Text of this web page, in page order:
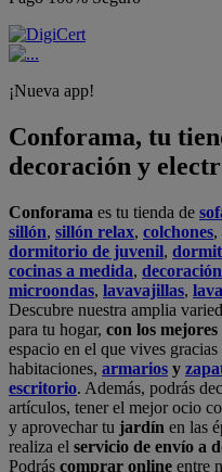
¡Nueva app!
Conforama, tu
decoración y
Conforama es tu tienda de
sillón, sillón relax, colchones,
dormitorio de juvenil,
cocinas a medida, decoración
microondas, lavavajillas,
Descubre nuestra amplia
para tu hogar, con los
espacio en el que vives gracias
habitaciones, armarios y
escritorio. Además, podrás
artículos, tener el mejor ocio
y aprovechar tu jardín en las
realiza el servicio de envío a
Podrás comprar online entre